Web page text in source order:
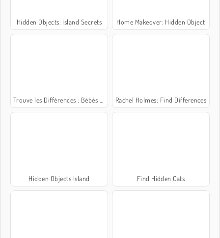
Hidden Objects: Island Secrets Home Makeover: Hidden Object
Trouve les Différences : Bébés Mignons Rachel Holmes: Find Differences
Hidden Objects Island Find Hidden Cats